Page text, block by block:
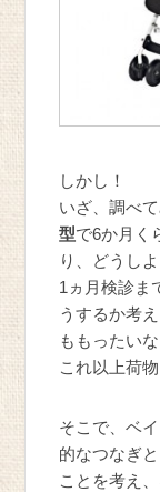
しかし！
いざ、調べて
型で6か月く
り、どうし
1ヵ月検診ま
うするか考
ももったい
これ以上荷
そこで、ベ
的なつなぎ
ことを考え